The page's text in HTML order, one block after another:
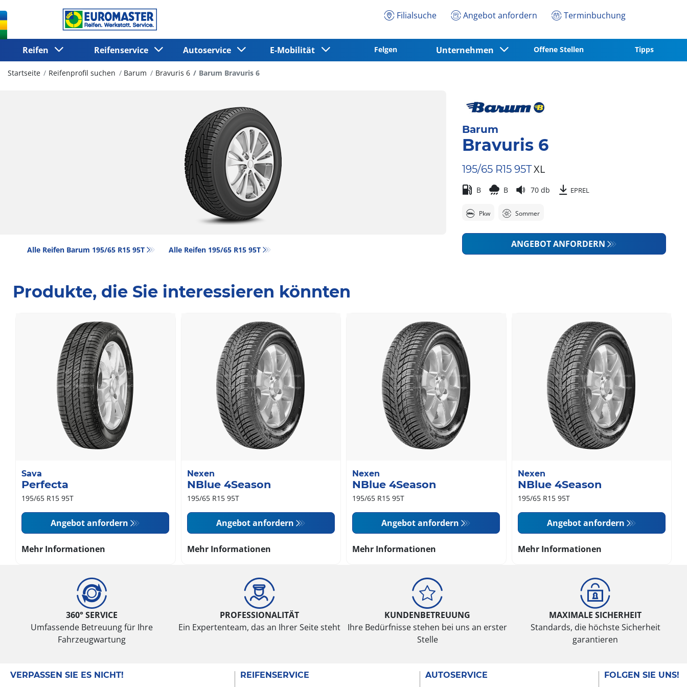
Filialsuche Angebot anfordern Terminbuchung
Reifen Reifenservice Autoservice E-Mobilität Felgen Unternehmen Offene Stellen Tipps
Startseite Reifenprofil suchen Barum Bravuris 6 Barum Bravuris 6
Alle Reifen Barum 195/65 R15 95T Alle Reifen‎ 195/65 R15 95T
Barum
Bravuris 6
195/65 R15 95TXL
B B 70 db EPREL
Pkw Sommer
ANGEBOT ANFORDERN
Produkte, die Sie interessieren könnten
Sava
Perfecta
195/65 R15 95T
Angebot anfordern
Mehr Informationen
Nexen
NBlue 4Season
195/65 R15 95T
Angebot anfordern
Mehr Informationen
Nexen
NBlue 4Season
195/65 R15 95T
Angebot anfordern
Mehr Informationen
Nexen
NBlue 4Season
195/65 R15 95T
Angebot anfordern
Mehr Informationen
360° SERVICE
Umfassende Betreuung für Ihre
Fahrzeugwartung
PROFESSIONALITÄT
Ein Expertenteam, das an Ihrer Seite steht
KUNDENBETREUUNG
Ihre Bedürfnisse stehen bei uns an erster
Stelle
MAXIMALE SICHERHEIT
Standards, die höchste Sicherheit
garantieren
VERPASSEN SIE ES NICHT!
REIFENSERVICE
AUTOSERVICE
FOLGEN SIE UNS!